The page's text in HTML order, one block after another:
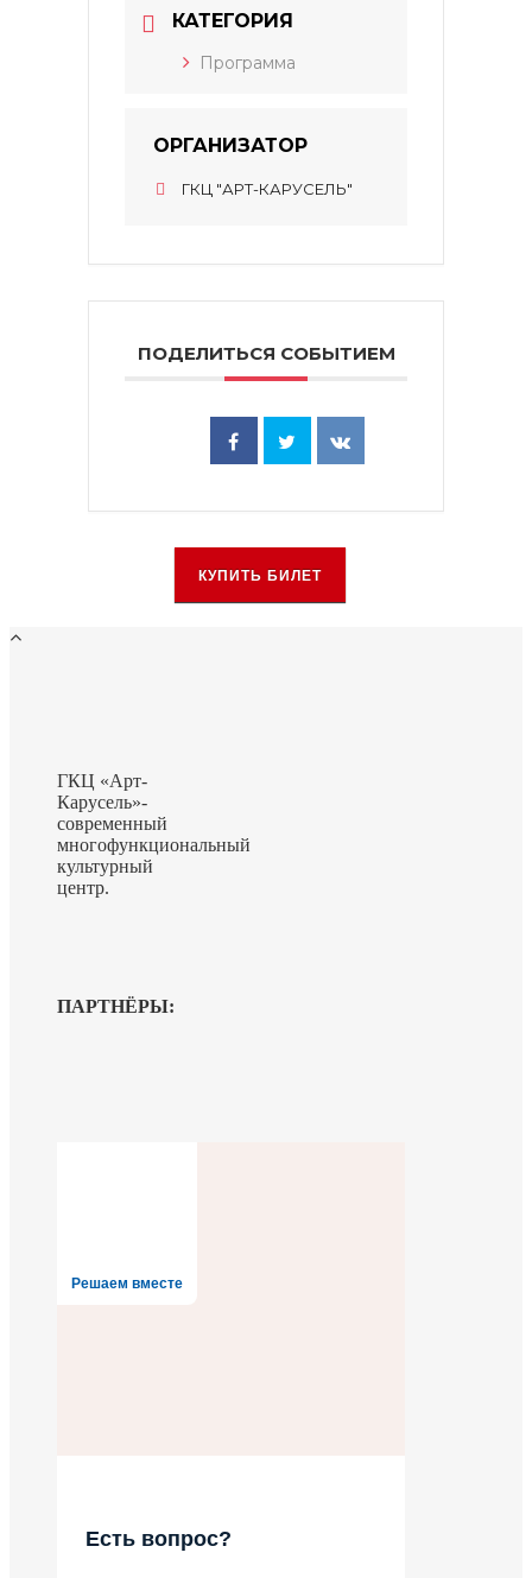
КАТЕГОРИЯ
Программа
ОРГАНИЗАТОР
ГКЦ "АРТ-КАРУСЕЛЬ"
ПОДЕЛИТЬСЯ СОБЫТИЕМ
КУПИТЬ БИЛЕТ
ГКЦ «Арт-
Карусель»-
современный
многофункциональный
культурный
центр.
ПАРТНЁРЫ:
Решаем вместе
Есть вопрос?